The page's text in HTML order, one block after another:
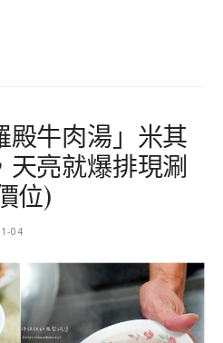
殿牛肉湯」米其
天亮就爆排現涮
位)
04